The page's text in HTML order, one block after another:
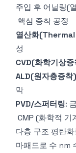
주입 후 어닐링(
핵심 증착 공정
열산화
성
CVD(화학기상
ALD(원자층증착)
막
PVD/스퍼터링:
CMP (화학적 기
다층 구조 평탄
마패드로 수 nm